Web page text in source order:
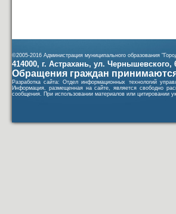
©2005-2016 Администрация муниципального образования
414000, г. Астрахань, ул.
Обращения граждан
Разработка сайта: Отдел информационных технологий
Информация, размещенная на сайте, является свободно
сообщения. При использовании материалов или цитировании